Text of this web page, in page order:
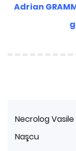
Adrian
Necrolog Vasile
Naşcu